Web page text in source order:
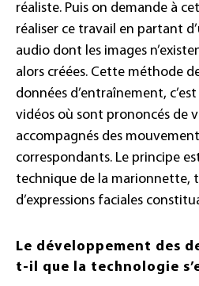
réaliste. Puis on demande à
réaliser ce travail en partant
audio dont les images
alors créées. Cette méthode
données d’entraînement,
vidéos où sont prononcés de
accompagnés des
correspondants. Le principe
technique de la marionnette,
d’expressions faciales
Le développement des
t-il que la technologie